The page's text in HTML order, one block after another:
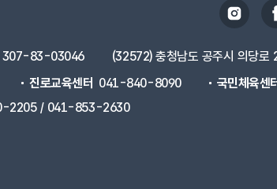
83-03046
(32572) 충청남도 공주시 의당로
진로교육센터 041-840-8090 국민체육센터
2205 / 041-853-2630